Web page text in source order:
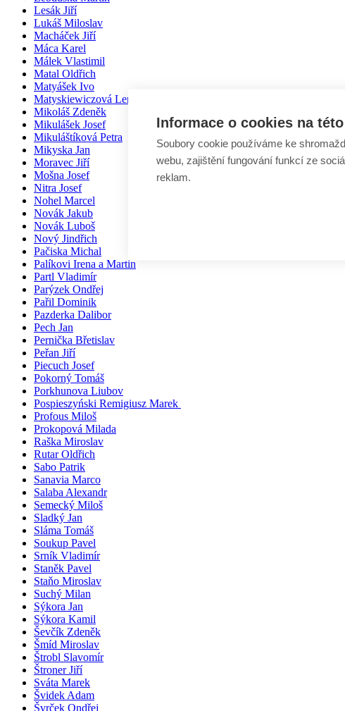
Lesák Jiří
Lukáš Miloslav
Macháček Jiří
Máca Karel
Málek Vlastimil
Matal Oldřich
Matyášek Ivo
Matyskiewiczová Lenka
Mikoláš Zdeněk
Mikulášek Josef
Mikuláštíková Petra
Mikyska Jan
Moravec Jiří
Mošna Josef
Nitra Josef
Nohel Marcel
Novák Jakub
Novák Luboš
Nový Jindřich
Pačiska Michal
Palíkovi Irena a Martin
Partl Vladimír
Parýzek Ondřej
Pařil Dominik
Pazderka Dalibor
Pech Jan
Pernička Břetislav
Peřan Jiří
Piecuch Josef
Pokorný Tomáš
Porkhunova Liubov
Pospieszyński Remigiusz Marek
Profous Miloš
Prokopová Milada
Raška Miroslav
Rutar Oldřich
Sabo Patrik
Sanavia Marco
Salaba Alexandr
Semecký Miloš
Sladký Jan
Sláma Tomáš
Soukup Pavel
Srník Vladimír
Staněk Pavel
Staňo Miroslav
Suchý Milan
Sýkora Jan
Sýkora Kamil
Ševčík Zdeněk
Šmíd Miroslav
Štrobl Slavomír
Štroner Jiří
Sváta Marek
Švidek Adam
Švrček Ondřej
Informace o cookies na
Soubory cookie používáme ke
webu, zajištění fungování funkcí ze
reklam.